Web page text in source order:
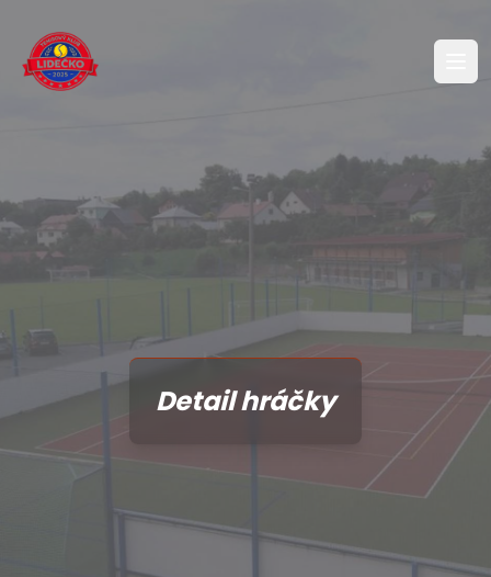
Detail hráčky